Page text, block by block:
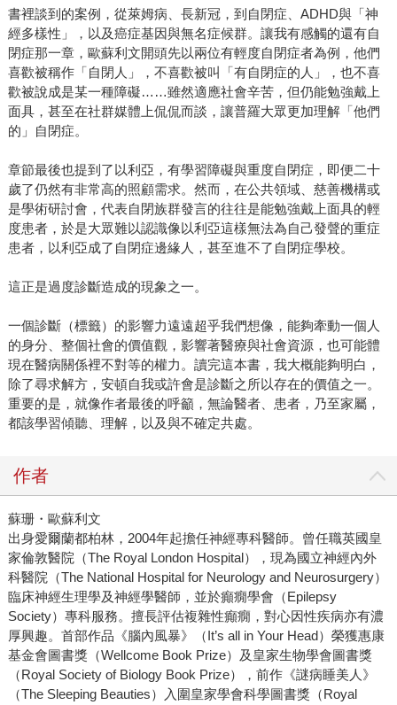
書裡談到的案例，從萊姆病、長新冠，到自閉症、ADHD與「神
經多樣性」，以及癌症基因與無名症候群。讓我有感觸的還有自
閉症那一章，歐蘇利文開頭先以兩位有輕度自閉症者為例，他們
喜歡被稱作「自閉人」，不喜歡被叫「有自閉症的人」，也不喜
歡被說成是某一種障礙……雖然適應社會辛苦，但仍能勉強戴上
面具，甚至在社群媒體上侃侃而談，讓普羅大眾更加理解「他們
的」自閉症。
章節最後也提到了以利亞，有學習障礙與重度自閉症，即便二十
歲了仍然有非常高的照顧需求。然而，在公共領域、慈善機構或
是學術研討會，代表自閉族群發言的往往是能勉強戴上面具的輕
度患者，於是大眾難以認識像以利亞這樣無法為自己發聲的重症
患者，以利亞成了自閉症邊緣人，甚至進不了自閉症學校。
這正是過度診斷造成的現象之一。
一個診斷（標籤）的影響力遠遠超乎我們想像，能夠牽動一個人
的身分、整個社會的價值觀，影響著醫療與社會資源，也可能體
現在醫病關係裡不對等的權力。讀完這本書，我大概能夠明白，
除了尋求解方，安頓自我或許會是診斷之所以存在的價值之一。
重要的是，就像作者最後的呼籲，無論醫者、患者，乃至家屬，
都該學習傾聽、理解，以及與不確定共處。
作者
蘇珊・歐蘇利文
出身愛爾蘭都柏林，2004年起擔任神經專科醫師。曾任職英國皇
家倫敦醫院（The Royal London Hospital），現為國立神經內外
科醫院（The National Hospital for Neurology and Neurosurgery）
臨床神經生理學及神經學醫師，並於癲癇學會（Epilepsy
Society）專科服務。擅長評估複雜性癲癇，對心因性疾病亦有濃
厚興趣。首部作品《腦內風暴》（It’s all in Your Head）榮獲惠康
基金會圖書獎（Wellcome Book Prize）及皇家生物學會圖書獎
（Royal Society of Biology Book Prize），前作《謎病睡美人》
（The Sleeping Beauties）入圍皇家學會科學圖書獎（Royal